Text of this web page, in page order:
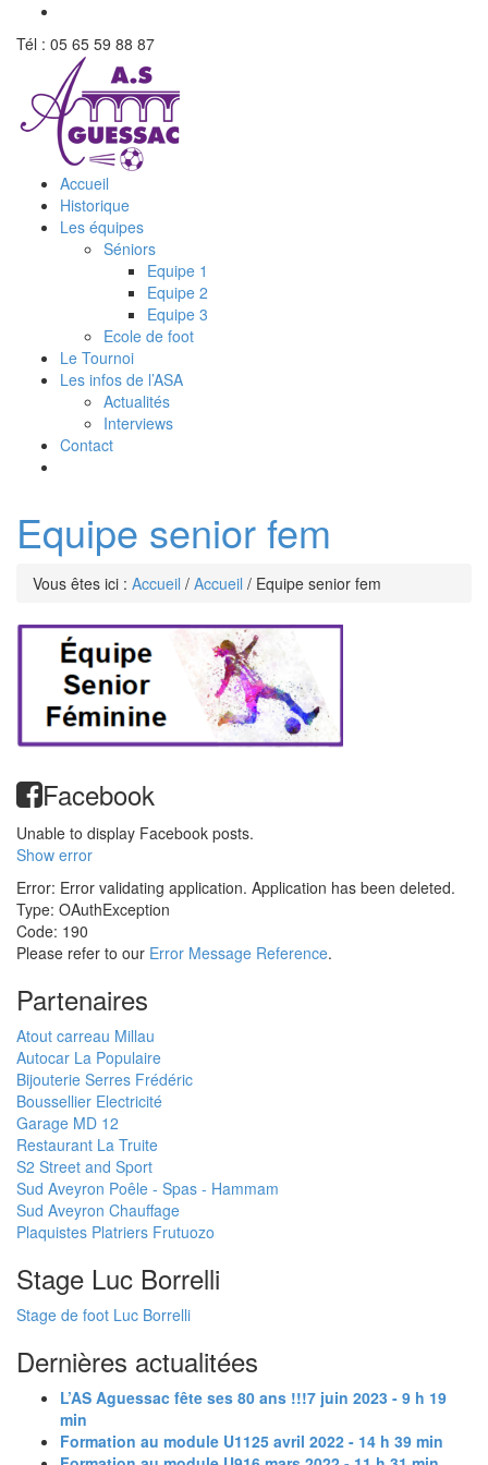
Tél : 05 65 59 88 87
Accueil
Historique
Les équipes
Séniors
Equipe 1
Equipe 2
Equipe 3
Ecole de foot
Le Tournoi
Les infos de l’ASA
Actualités
Interviews
Contact
Equipe senior fem
Vous êtes ici : Accueil / Accueil / Equipe senior fem
Facebook
Unable to display Facebook posts.
Show error
Error: Error validating application. Application has been deleted.
Type: OAuthException
Code: 190
Please refer to our Error Message Reference.
Partenaires
Atout carreau Millau
Autocar La Populaire
Bijouterie Serres Frédéric
Boussellier Electricité
Garage MD 12
Restaurant La Truite
S2 Street and Sport
Sud Aveyron Poêle - Spas - Hammam
Sud Aveyron Chauffage
Plaquistes Platriers Frutuozo
Stage Luc Borrelli
Stage de foot Luc Borrelli
Dernières actualitées
L’AS Aguessac fête ses 80 ans !!!7 juin 2023 - 9 h 19
min
Formation au module U1125 avril 2022 - 14 h 39 min